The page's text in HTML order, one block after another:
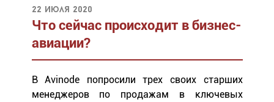
22 июля 2020
Что сейчас происходит в бизнес-
авиации?
В Avinode попросили трех своих старших
менеджеров по продажам в ключевых